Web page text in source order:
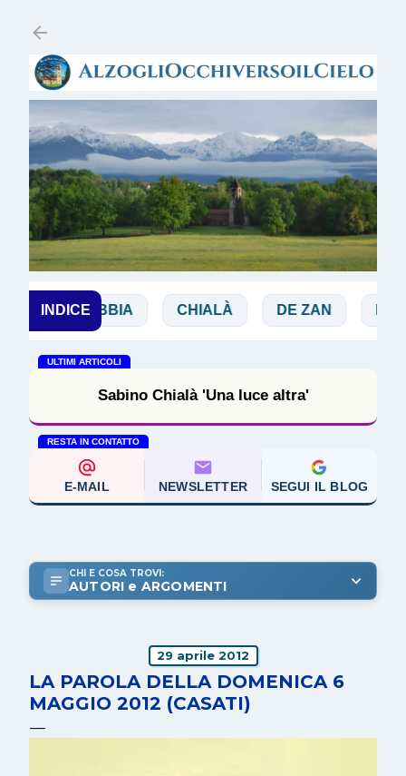
INDICE
BIBBIA CHIALÀ DE ZAN
ULTIMI ARTICOLI
Sabino Chialà 'Una luce altra'
RESTA IN CONTATTO
E-MAIL NEWSLETTER SEGUI IL BLOG
CHI E COSA TROVI:
AUTORI e ARGOMENTI
29 aprile 2012
LA PAROLA DELLA DOMENICA 6
MAGGIO 2012 (CASATI)